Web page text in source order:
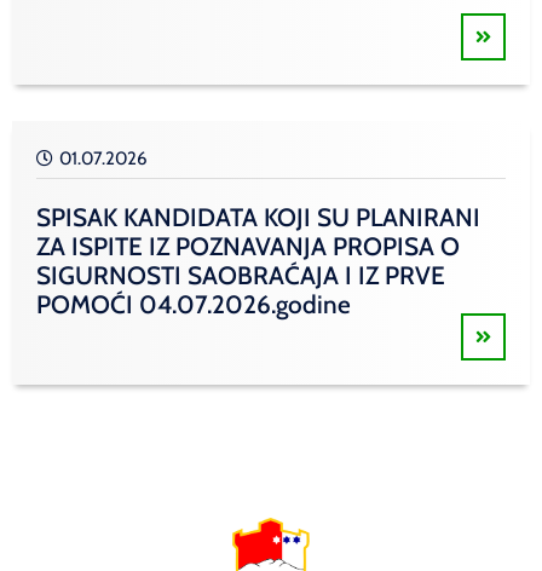
01.07.2026
SPISAK KANDIDATA KOJI SU PLANIRANI
ZA ISPITE IZ POZNAVANJA PROPISA O
SIGURNOSTI SAOBRAĆAJA I IZ PRVE
POMOĆI 04.07.2026.godine